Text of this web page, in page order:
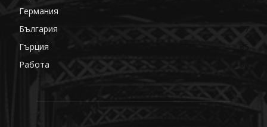
Германия
България
Гърция
Работа